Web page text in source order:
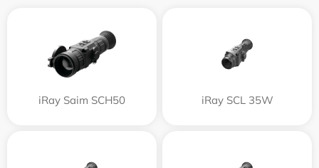
iRay Saim SCH50 iRay SCL 35W